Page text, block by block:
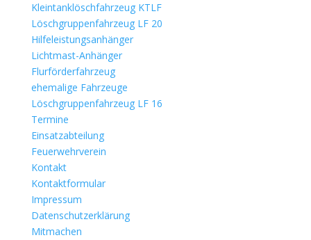
Kleintanklöschfahrzeug KTLF
Löschgruppenfahrzeug LF 20
Hilfeleistungsanhänger
Lichtmast-Anhänger
Flurförderfahrzeug
ehemalige Fahrzeuge
Löschgruppenfahrzeug LF 16
Termine
Einsatzabteilung
Feuerwehrverein
Kontakt
Kontaktformular
Impressum
Datenschutzerklärung
Mitmachen